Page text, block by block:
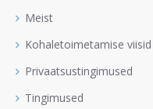
Meist
Kohaletoimetamise viisid
Privaatsustingimused
Tingimused